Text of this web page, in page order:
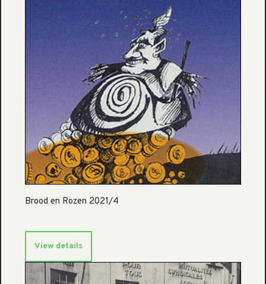
Brood en Rozen 2021/4
View details